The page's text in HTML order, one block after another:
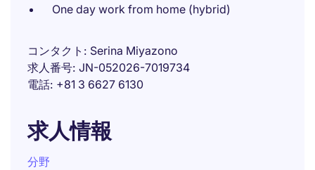
One day work from home (hybrid)
コンタクト
Serina Miyazono
求人番号 JN-052026-7019734
電話 +81 3 6627 6130
求人情報
分野